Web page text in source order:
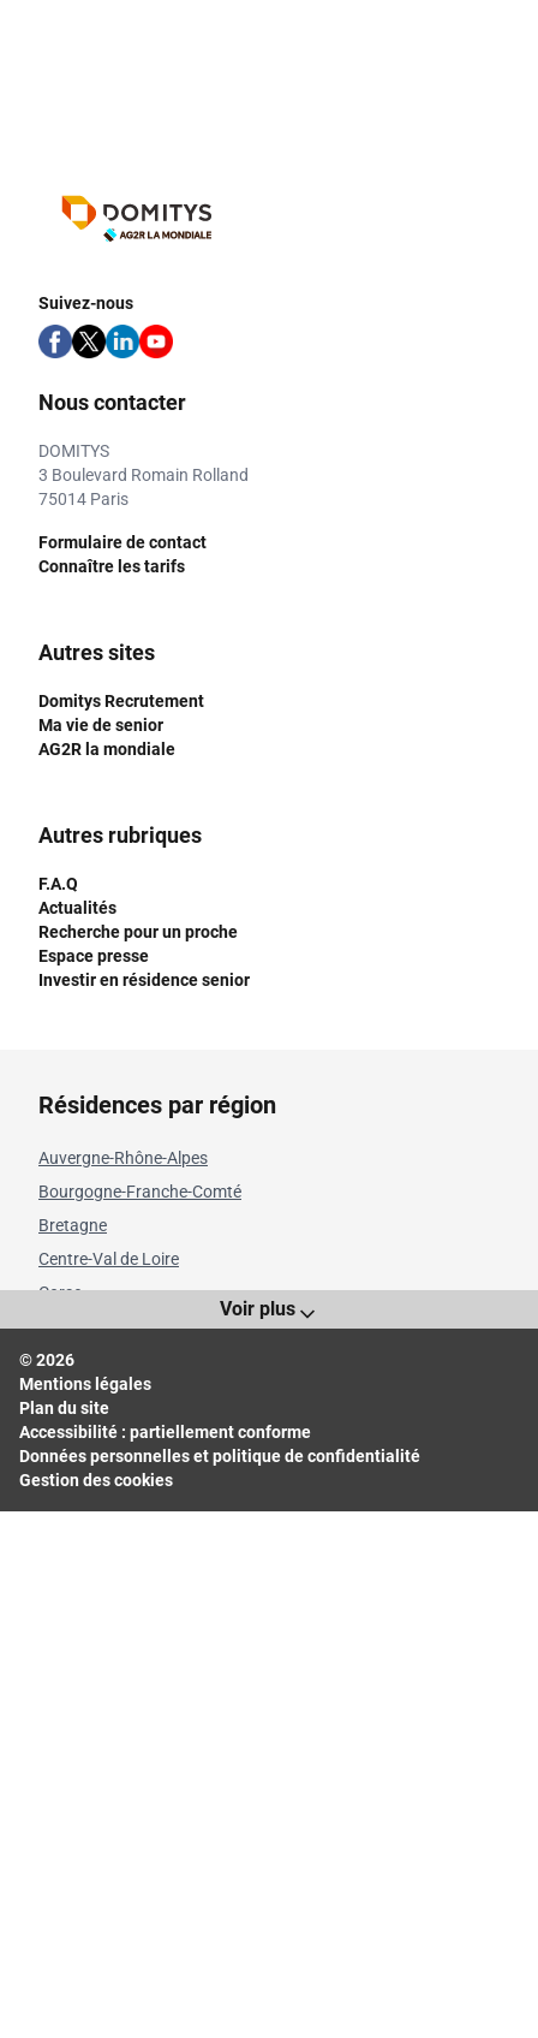
Suivez-nous
Nous contacter
DOMITYS
3 Boulevard Romain Rolland
75014 Paris
Formulaire de contact
Connaître les tarifs
Autres sites
Domitys Recrutement
Ma vie de senior
AG2R la mondiale
Autres rubriques
F.A.Q
Actualités
Recherche pour un proche
Espace presse
Investir en résidence senior
Résidences par région
Auvergne-Rhône-Alpes
Bourgogne-Franche-Comté
Bretagne
Centre-Val de Loire
Corse
Grand Est
Hauts-de-France
Île-de-France
Normandie
Nouvelle-Aquitaine
Voir plus
© 2026
Mentions légales
Plan du site
Accessibilité : partiellement conforme
Données personnelles et politique de confidentialité
Gestion des cookies